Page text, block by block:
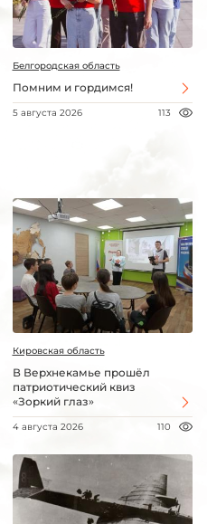
Белгородская область
Помним и гордимся!
5 августа 2026 113
Кировская область
В Верхнекамье прошёл
патриотический квиз
«Зоркий глаз»
4 августа 2026 110